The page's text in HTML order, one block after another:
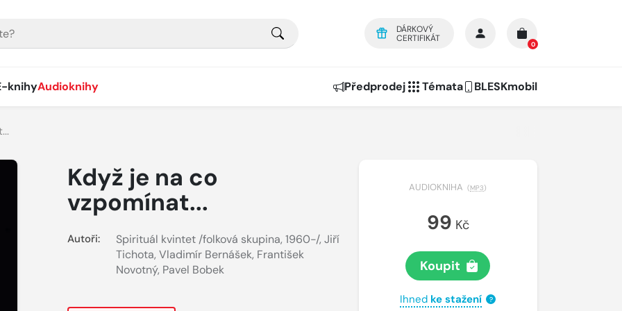
DÁRKOVÝ
CERTIFIKÁT
0
knihyAudioknihy Předprodej Témata BLESKmobil
Když je na co
vzpomínat...
Autoři: Spirituál kvintet /folková skupina, 1960-/, Jiří
Tichota, Vladimír Bernášek, František
Novotný, Pavel Bobek
AUDIOKNIHA (MP3)
99 Kč
Koupit
Ihned ke stažení ?